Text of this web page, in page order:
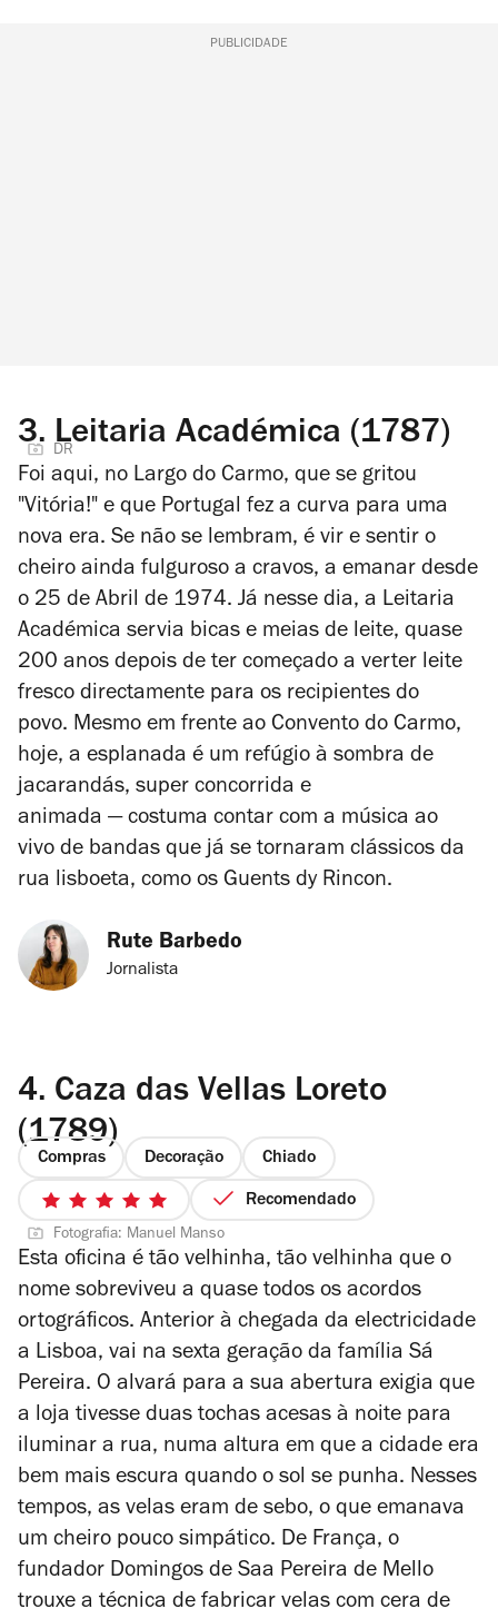
PUBLICIDADE
3. Leitaria Académica (1787)
DR
Foi aqui, no Largo do Carmo, que se gritou
"Vitória!" e que Portugal fez a curva para uma
nova era. Se não se lembram, é vir e sentir o
cheiro ainda fulguroso a cravos, a emanar desde
o 25 de Abril de 1974. Já nesse dia, a Leitaria
Académica servia bicas e meias de leite, quase
200 anos depois de ter começado a verter leite
fresco directamente para os recipientes do
povo. Mesmo em frente ao Convento do Carmo,
hoje, a esplanada é um refúgio à sombra de
jacarandás, super concorrida e
animada — costuma contar com a música ao
vivo de bandas que já se tornaram clássicos da
rua lisboeta, como os Guents dy Rincon.
Rute Barbedo
Jornalista
4. Caza das Vellas Loreto
(1789)
Compras Decoração Chiado
5/5
estrelas
Recomendado
Fotografia: Manuel Manso
Esta oficina é tão velhinha, tão velhinha que o
nome sobreviveu a quase todos os acordos
ortográficos. Anterior à chegada da electricidade
a Lisboa, vai na sexta geração da família Sá
Pereira. O alvará para a sua abertura exigia que
a loja tivesse duas tochas acesas à noite para
iluminar a rua, numa altura em que a cidade era
bem mais escura quando o sol se punha. Nesses
tempos, as velas eram de sebo, o que emanava
um cheiro pouco simpático. De França, o
fundador Domingos de Saa Pereira de Mello
trouxe a técnica de fabricar velas com cera de